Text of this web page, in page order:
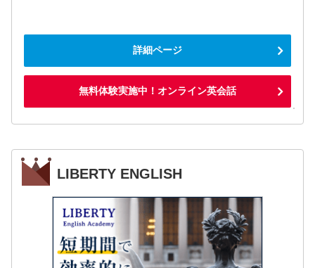
詳細ページ
無料体験実施中！オンライン英会話
LIBERTY ENGLISH